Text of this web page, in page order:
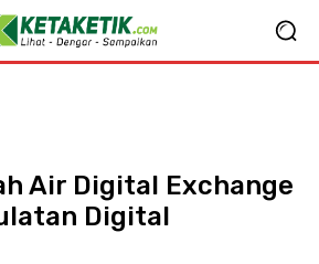
Air Digital Exchange
Digital